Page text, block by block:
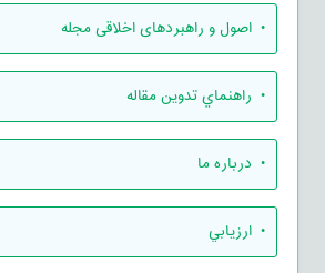
• اصول و راهبردهای اخلاقی مجله
• راهنماي تدوين مقاله
• درباره ما
• ارزيابي